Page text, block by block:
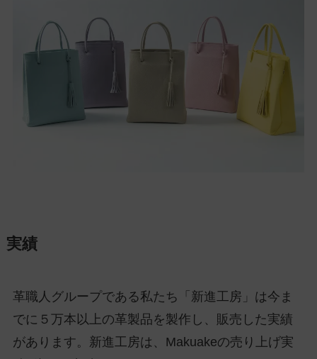
実績
革職人グループである私たち「新進工房」は今ま
でに５万本以上の革製品を製作し、販売した実績
があります。新進工房は、Makuakeの売り上げ実